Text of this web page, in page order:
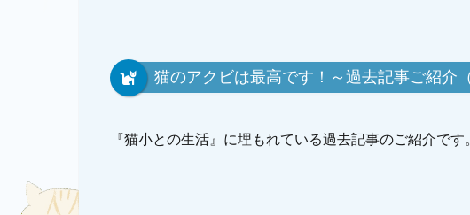
猫のアクビは最高です！～過去記事ご紹介（
『猫小との生活』に埋もれている過去記事のご紹介です。